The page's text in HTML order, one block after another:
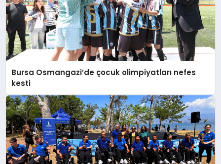
Bursa Osmangazi’de çocuk olimpiyatları nefes
kesti